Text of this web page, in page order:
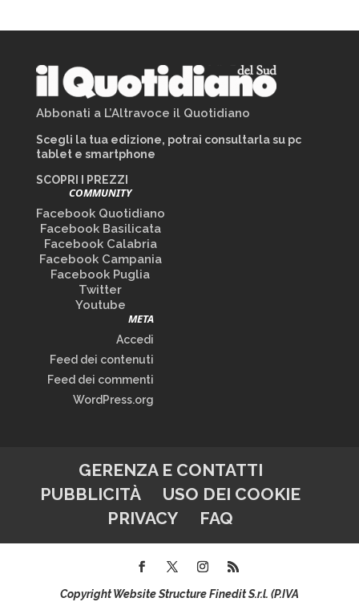
Abbonati a L’Altravoce il Quotidiano
Scegli la tua edizione, potrai consultarla su pc
tablet e smartphone
SCOPRI I PREZZI
COMMUNITY
Facebook Quotidiano
Facebook Basilicata
Facebook Calabria
Facebook Campania
Facebook Puglia
Twitter
Youtube
META
Accedi
Feed dei contenuti
Feed dei commenti
WordPress.org
GERENZA E CONTATTI
PUBBLICITÀ
USO DEI COOKIE
PRIVACY
FAQ
Copyright Website Structure Finedit S.r.l. (P.IVA